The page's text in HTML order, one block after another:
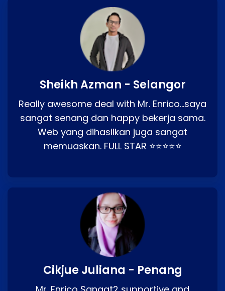
Sheikh Azman - Selangor
Really awesome deal with Mr. Enrico…saya
sangat senang dan happy bekerja sama.
Web yang dihasilkan juga sangat
memuaskan. FULL STAR ⭐⭐⭐⭐⭐
Cikjue Juliana - Penang